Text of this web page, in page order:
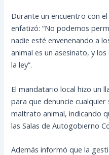
Durante un encuentro con
enfatizó: “No podemos
nadie esté envenenando a
animal es un asesinato, y
la ley”.
El mandatario local hizo un
para que denuncie
maltrato animal, indicando
las Salas de Autogobierno
Además informó que la